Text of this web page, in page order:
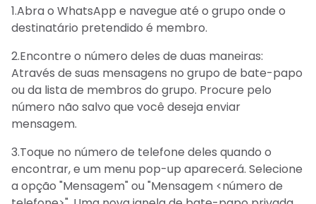
1.Abra o WhatsApp e navegue até o grupo onde o
destinatário pretendido é membro.
2.Encontre o número deles de duas maneiras:
Através de suas mensagens no grupo de bate-papo
ou da lista de membros do grupo. Procure pelo
número não salvo que você deseja enviar
mensagem.
3.Toque no número de telefone deles quando o
encontrar, e um menu pop-up aparecerá. Selecione
a opção "Mensagem" ou "Mensagem <número de